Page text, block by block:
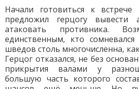
Начали готовиться к
предложил герцогу
атаковать противника.
единственным, кто
шведов столь многочисленна,
Герцог отказался, не без
прикрытия валами у
большую часть которого